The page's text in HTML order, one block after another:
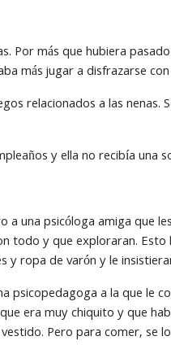
Por más que hubiera
más jugar a disfrazarse
relacionados a las
y ella no recibía una
una psicóloga amiga que
y que exploraran.
ropa de varón y le
psicopedagoga a la que le
era muy chiquito y que
Pero para comer, se